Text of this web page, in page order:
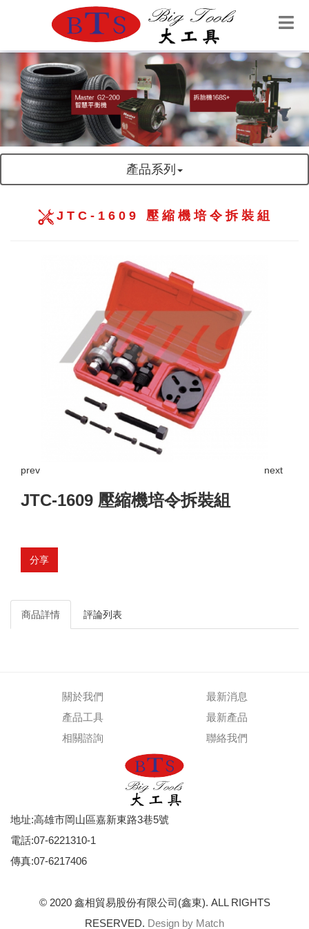
產品系列
JTC-1609 壓縮機培令拆裝組
prev next
JTC-1609 壓縮機培令拆裝組
分享
商品詳情 評論列表
關於我們
最新消息
產品工具
最新產品
相關諮詢
聯絡我們
地址:高雄市岡山區嘉新東路3巷5號
電話:07-6221310-1
傳真:07-6217406
© 2020 鑫相貿易股份有限公司(鑫東). ALL RIGHTS
RESERVED. Design by Match